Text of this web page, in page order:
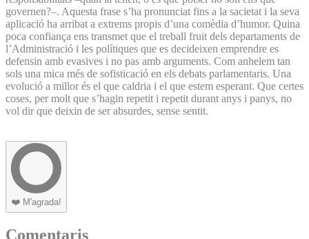
governen?–. Aquesta frase s’ha pronunciat fins a la sacietat i la seva
aplicació ha arribat a extrems propis d’una comèdia d’humor. Quina
poca confiança ens transmet que el treball fruit dels departaments de
l’Administració i les polítiques que es decideixen emprendre es
defensin amb evasives i no pas amb arguments. Com anhelem tan
sols una mica més de sofisticació en els debats parlamentaris. Una
evolució a millor és el que caldria i el que estem esperant. Que certes
coses, per molt que s’hagin repetit i repetit durant anys i panys, no
vol dir que deixin de ser absurdes, sense sentit.
❤️ M'agrada!
Comentaris